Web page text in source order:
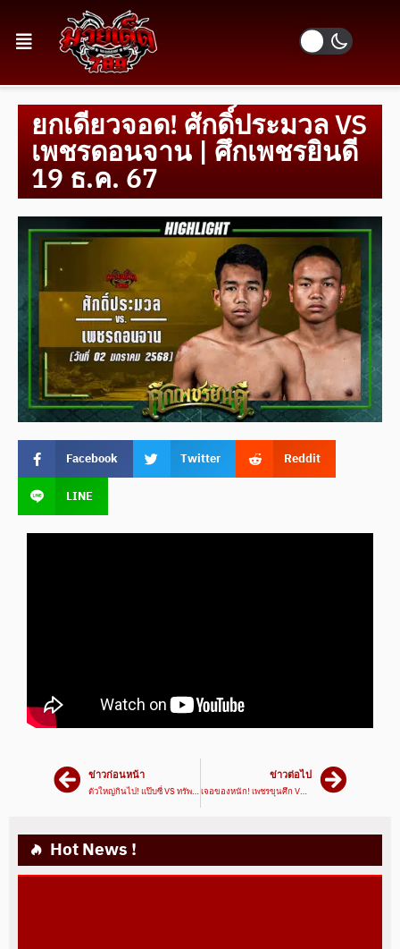
ยกเดียวจอด! ศักดิ์ประมวล VS
เพชรดอนจาน | ศึกเพชรยินดี
19 ธ.ค. 67
Facebook Twitter
Reddit
LINE
ข่าวก่อนหน้า
ตัวใหญ่กินไป! แป๊บซี่ VS ทรัพย์มณี | ศึกเพชรยินดี 2 ม.ค. 68
ข่าวต่อไป
เจอของหนัก! เพชรขุนศึก VS พรานพยัคฆ์ | ศึกเพชรยินดี 19 ธ.ค. 67
Hot News !